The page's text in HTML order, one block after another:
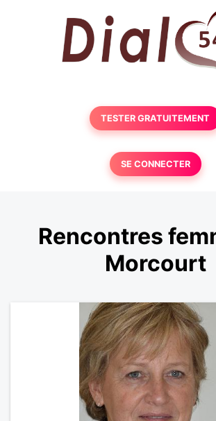
TESTER GRATUITEMENT
SE CONNECTER
Rencontres
Morcourt